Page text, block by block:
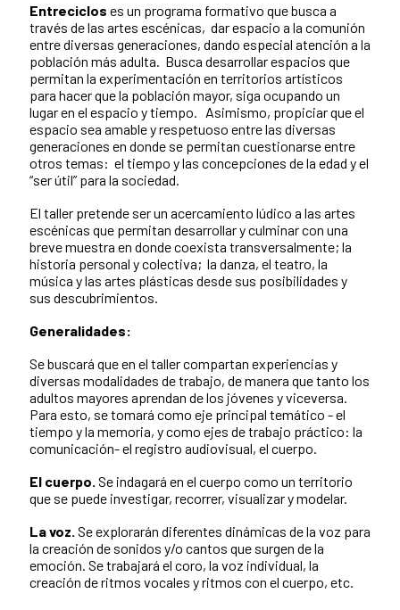
Entreciclos es un programa formativo que busca a
través de las artes escénicas, dar espacio a la comunión
entre diversas generaciones, dando especial atención a la
población más adulta. Busca desarrollar espacios que
permitan la experimentación en territorios artísticos
para hacer que la población mayor, siga ocupando un
lugar en el espacio y tiempo. Asimismo, propiciar que el
espacio sea amable y respetuoso entre las diversas
generaciones en donde se permitan cuestionarse entre
otros temas: el tiempo y las concepciones de la edad y el
“ser útil” para la sociedad.
El taller pretende ser un acercamiento lúdico a las artes
escénicas que permitan desarrollar y culminar con una
breve muestra en donde coexista transversalmente; la
historia personal y colectiva; la danza, el teatro, la
música y las artes plásticas desde sus posibilidades y
sus descubrimientos.
Generalidades:
Se buscará que en el taller compartan experiencias y
diversas modalidades de trabajo, de manera que tanto los
adultos mayores aprendan de los jóvenes y viceversa.
Para esto, se tomará como eje principal temático - el
tiempo y la memoria, y como ejes de trabajo práctico: la
comunicación- el registro audiovisual, el cuerpo.
El cuerpo. Se indagará en el cuerpo como un territorio
que se puede investigar, recorrer, visualizar y modelar.
La voz. Se explorarán diferentes dinámicas de la voz para
la creación de sonidos y/o cantos que surgen de la
emoción. Se trabajará el coro, la voz individual, la
creación de ritmos vocales y ritmos con el cuerpo, etc.